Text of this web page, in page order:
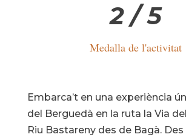
2 / 5
Medalla de l'activitat
Embarca’t en una experiència
del Berguedà en la ruta la Via
Riu Bastareny des de Bagà. Des